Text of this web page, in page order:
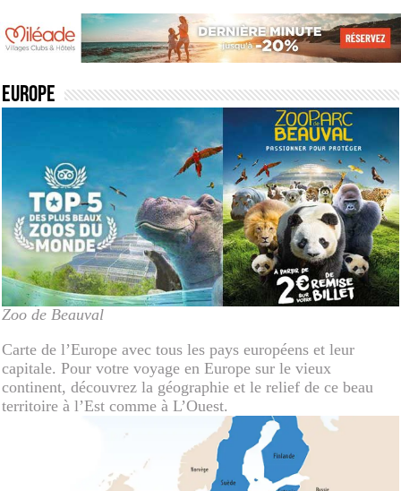
Europe
Zoo de Beauval
Carte de l’Europe avec tous les pays européens et leur
capitale. Pour votre voyage en Europe sur le vieux
continent, découvrez la géographie et le relief de ce beau
territoire à l’Est comme à L’Ouest.